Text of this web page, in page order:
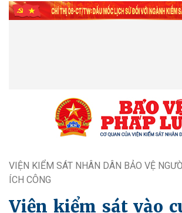
VIỆN KIỂM SÁT NHÂN DÂN BẢO VỆ
ÍCH CÔNG
Viện kiểm sát vào